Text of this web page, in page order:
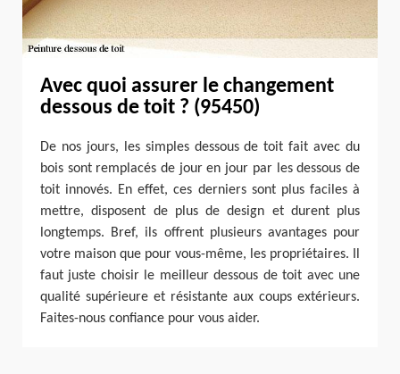
Avec quoi assurer le changement
dessous de toit ? (95450)
De nos jours, les simples dessous de toit fait avec du
bois sont remplacés de jour en jour par les dessous de
toit innovés. En effet, ces derniers sont plus faciles à
mettre, disposent de plus de design et durent plus
longtemps. Bref, ils offrent plusieurs avantages pour
votre maison que pour vous-même, les propriétaires. Il
faut juste choisir le meilleur dessous de toit avec une
qualité supérieure et résistante aux coups extérieurs.
Faites-nous confiance pour vous aider.